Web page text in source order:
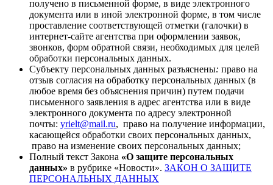
получено в письменной форме, в виде электронного
документа или в иной электронной форме, в том числе
проставление соответствующей отметки (галочки) в
интернет-сайте агентства при оформлении заявок,
звонков, форм обратной связи, необходимых для целей
обработки персональных данных.
Субъекту персональных данных разъяснены: право на
отзыв согласия на обработку персональных данных (в
любое время без объяснения причин) путем подачи
письменного заявления в адрес агентства или в виде
электронного документа по адресу электронной
почты: yrielt@mail.ru, право на получение информации,
касающейся обработки своих персональных данных,
право на изменение своих персональных данных;
Полный текст Закона «О защите персональных
данных» в рубрике «Новости». ЗАКОН О ЗАЩИТЕ
ПЕРСОНАЛЬНЫХ ДАННЫХ